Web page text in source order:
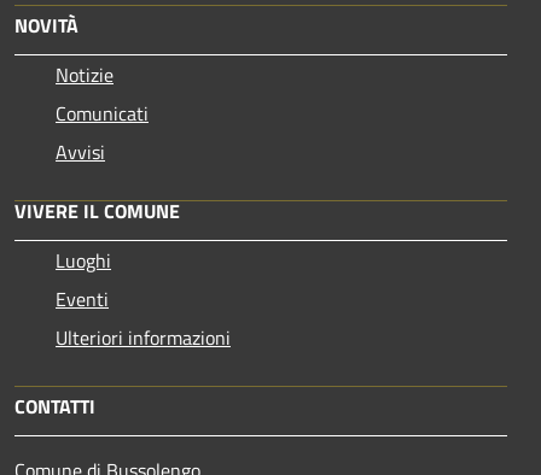
NOVITÀ
Notizie
Comunicati
Avvisi
VIVERE IL COMUNE
Luoghi
Eventi
Ulteriori informazioni
CONTATTI